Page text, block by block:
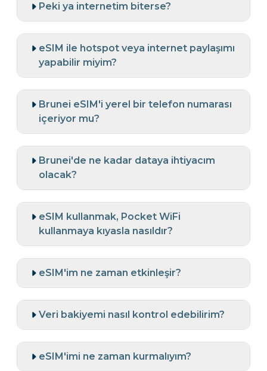
Peki ya internetim biterse?
eSIM ile hotspot veya internet paylaşımı
yapabilir miyim?
Brunei eSIM'i yerel bir telefon numarası
içeriyor mu?
Brunei'de ne kadar dataya ihtiyacım
olacak?
eSIM kullanmak, Pocket WiFi
kullanmaya kıyasla nasıldır?
eSIM'im ne zaman etkinleşir?
Veri bakiyemi nasıl kontrol edebilirim?
eSIM'imi ne zaman kurmalıyım?